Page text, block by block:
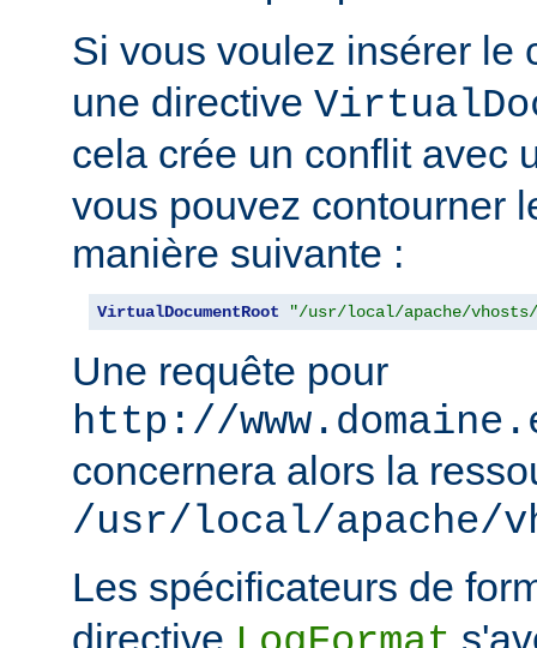
Si vous voulez insérer le
une directive
cela crée un conflit avec
vous pouvez contourner
manière suivante :
VirtualDocumentRoot "/usr/local/apache/vhosts/
Une requête pour
http://
concernera alors la
/usr/local/apache/
Les spécificateurs de
directive